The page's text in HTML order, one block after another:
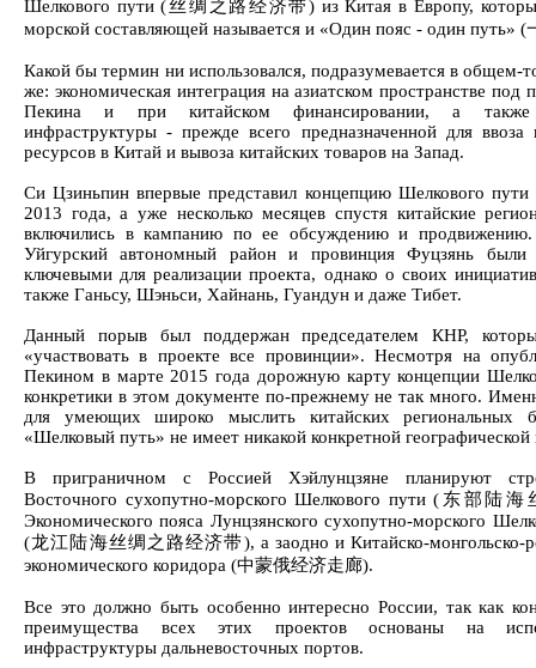
Шелкового пути (丝绸之路经济带) из Китая в Европу,
морской составляющей называется и «Один пояс - один путь» (
Какой бы термин ни использовался, подразумевается в общем-
же: экономическая интеграция на азиатском пространстве под
Пекина и при китайском финансировании, а также
инфраструктуры - прежде всего предназначенной для ввоза
ресурсов в Китай и вывоза китайских товаров на Запад.
Си Цзиньпин впервые представил концепцию Шелкового пути
2013 года, а уже несколько месяцев спустя китайские
включились в кампанию по ее обсуждению и продвижению.
Уйгурский автономный район и провинция Фуцзянь были
ключевыми для реализации проекта, однако о своих
также Ганьсу, Шэньси, Хайнань, Гуандун и даже Тибет.
Данный порыв был поддержан председателем КНР,
«участвовать в проекте все провинции». Несмотря на
Пекином в марте 2015 года дорожную карту концепции
конкретики в этом документе по-прежнему не так много.
для умеющих широко мыслить китайских региональных
«Шелковый путь» не имеет никакой конкретной географической
В приграничном с Россией Хэйлунцзяне планируют
Восточного сухопутно-морского Шелкового пути (东部陆
Экономического пояса Лунцзянского сухопутно-морского
(龙江陆海丝绸之路经济带), а заодно и Китайско-монгольско-
экономического коридора (中蒙俄经济走廊).
Все это должно быть особенно интересно России, так как
преимущества всех этих проектов основаны на
инфраструктуры дальневосточных портов.